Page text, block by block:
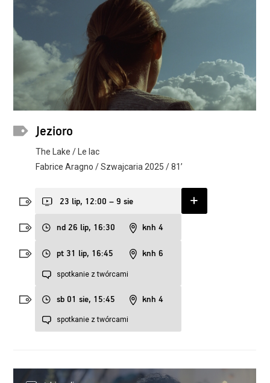
Jezioro
The Lake / Le lac
Fabrice Aragno / Szwajcaria 2025 / 81’
nd 26 lip, 16:30 knh 4
pt 31 lip, 16:45 knh 6
spotkanie z twórcami
sb 01 sie, 15:45 knh 4
spotkanie z twórcami
23 lip, 12:00 – 9 sie